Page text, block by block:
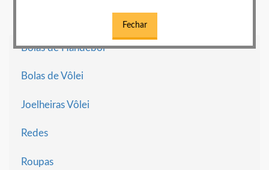
Bolas de Handebol
Bolas de Vôlei
Joelheiras Vôlei
Redes
Roupas
Fechar